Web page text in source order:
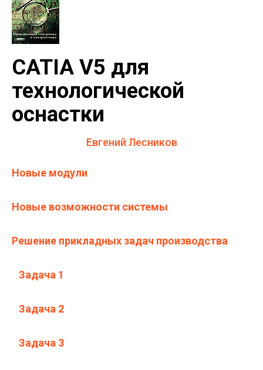
CATIA V5 для
технологической
оснастки
Евгений Лесников
Новые модули
Новые возможности системы
Решение прикладных задач производства
Задача 1
Задача 2
Задача 3